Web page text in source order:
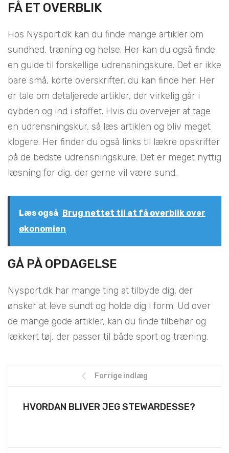
FÅ ET OVERBLIK
Hos Nysport.dk kan du finde mange artikler om
sundhed, træning og helse. Her kan du også finde
en guide til forskellige udrensningskure. Det er ikke
bare små, korte overskrifter, du kan finde her. Her
er tale om detaljerede artikler, der virkelig går i
dybden og ind i stoffet. Hvis du overvejer at tage
en udrensningskur, så læs artiklen og bliv meget
klogere. Her finder du også links til lækre opskrifter
på de bedste udrensningskure. Det er meget nyttig
læsning for dig, der gerne vil være sund.
Læs også Brug nettet til at få overblik over
økonomien
GÅ PÅ OPDAGELSE
Nysport.dk har mange ting at tilbyde dig, der
ønsker at leve sundt og holde dig i form. Ud over
de mange gode artikler, kan du finde tilbehør og
lækkert tøj, der passer til både sport og træning.
Forrige indlæg
HVORDAN BLIVER JEG STEWARDESSE?